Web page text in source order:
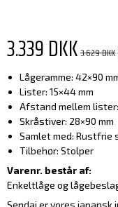
3.339 DKK3.629 DKK
Lågeramme: 42×90
Lister: 15×44 mm
Afstand mellem lister:
Skråstiver: 28×90 mm
Samlet med: Rustfrie
Tilbehør: Stolper
Varenr. består af:
Enkeltlåge og